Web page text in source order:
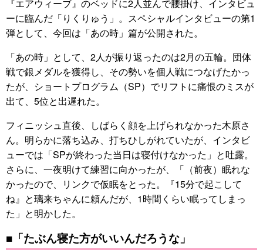
『エアウィーブ』のベッドに2人並んで腰掛け、インタビュ
ーに臨んだ「りくりゅう」。スペシャルインタビューの第1
弾として、今回は「あの時」篇が公開された。
「あの時」として、2人が振り返ったのは2月の五輪。団体
戦で銀メダルを獲得し、その勢いを個人戦につなげたかっ
たが、ショートプログラム（SP）でリフトに痛恨のミスが
出て、5位と出遅れた。
フィニッシュ直後、しばらく顔を上げられなかった木原さ
ん。明らかに落ち込み、打ちひしがれていたが、インタビ
ューでは「SPが終わった当日は寝付けなかった」と吐露。
さらに、一夜明けて練習に向かったが、「（前夜）眠れな
かったので、リンクで仮眠をとった。『15分で起こして
ね』と璃来ちゃんに頼んだが、1時間くらい眠ってしまっ
た」と明かした。
■「たぶん寝た方がいいんだろうな」